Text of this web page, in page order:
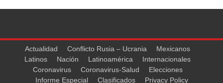
Actualidad Conflicto Rusia – Ucrania
Mexicanos
Latinos
Nación Latinoamérica
Internacionales
Coronavirus
Coronavirus-Salud
Elecciones
Informe Especial
Clasificados Privacy Policy